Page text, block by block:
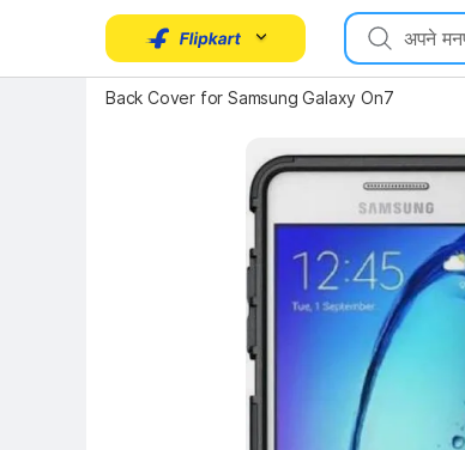
Back Cover for Samsung Galaxy On7
Key Highlights